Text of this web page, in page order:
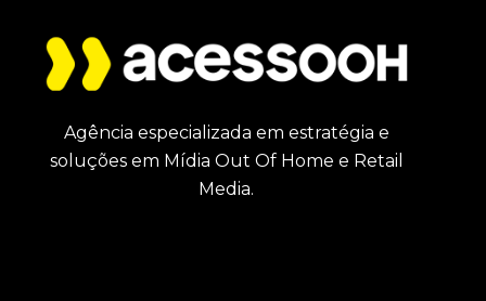
Agência especializada em estratégia e
soluções em Mídia Out Of Home e Retail
Media.